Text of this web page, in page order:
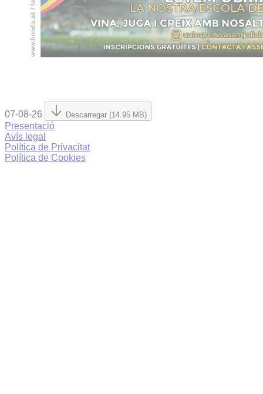
07-08-26 Descarregar (14.95 MB)
Presentació
Avís legal
Política de Privacitat
Política de Cookies